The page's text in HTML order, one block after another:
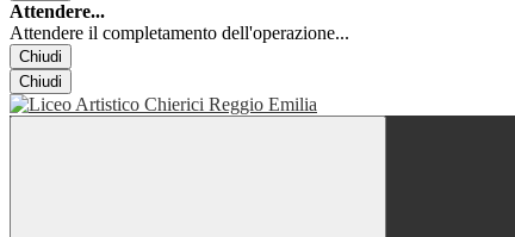
Attendere...
Attendere il completamento dell'operazione...
Chiudi
Chiudi